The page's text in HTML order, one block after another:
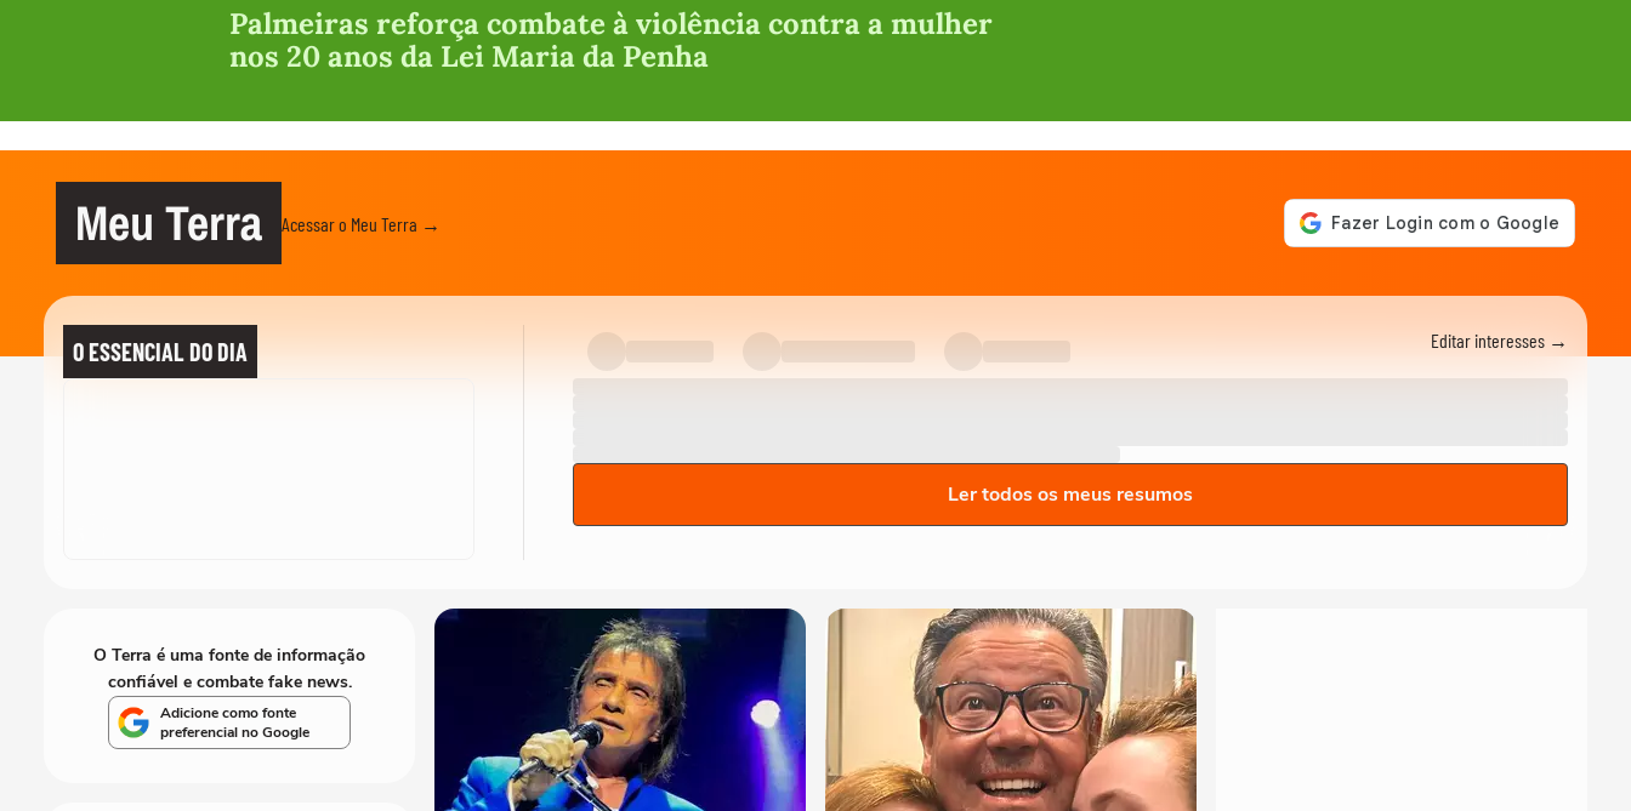
Palmeiras reforça combate à violência contra a mulher
nos 20 anos da Lei Maria da Penha
Meu Terra Acessar o Meu Terra →
O ESSENCIAL DO DIA Editar interesses →
Ler todos os meus resumos
O Terra é uma fonte de informação
confiável e combate fake news.
Adicione como fonte
preferencial no Google